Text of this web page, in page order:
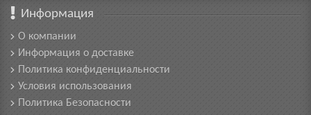
Информация
О компании
Информация о доставке
Политика конфиденциальности
Условия использования
Политика Безопасности